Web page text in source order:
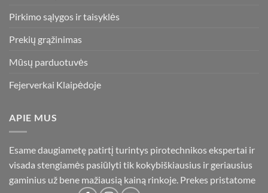
Pirkimo sąlygos ir taisyklės
Prekių grąžinimas
Mūsų parduotuvės
Fejerverkai Klaipėdoje
APIE MUS
Esame daugiametę patirtį turintys pirotechnikos ekspertai ir
visada stengiamės pasiūlyti tik kokybiškiausius ir geriausius
gaminius už bene mažiausią kainą rinkoje. Prekes pristatome